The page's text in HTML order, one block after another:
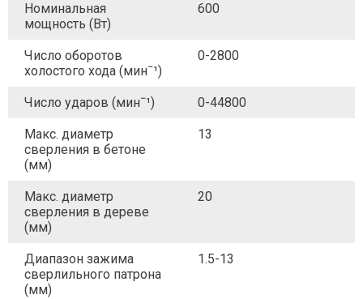
Номинальная
мощность (Вт)
600
Число оборотов
холостого хода (минˉ¹)
0-2800
Число ударов (минˉ¹) 0-44800
Макс. диаметр
сверления в бетоне
(мм)
13
Макс. диаметр
сверления в дереве
(мм)
20
Диапазон зажима
сверлильного патрона
(мм)
1.5-13